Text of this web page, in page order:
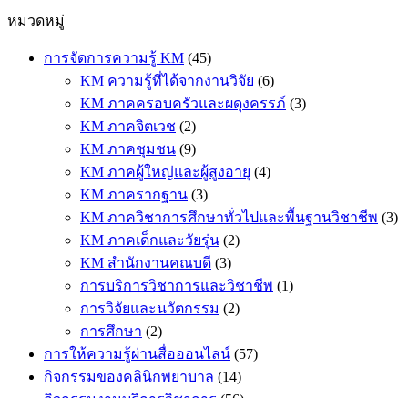
หมวดหมู่
การจัดการความรู้ KM (45)
KM ความรู้ที่ได้จากงานวิจัย (6)
KM ภาคครอบครัวและผดุงครรภ์ (3)
KM ภาคจิตเวช (2)
KM ภาคชุมชน (9)
KM ภาคผู้ใหญ่และผู้สูงอายุ (4)
KM ภาครากฐาน (3)
KM ภาควิชาการศึกษาทั่วไปและพื้นฐานวิชาชีพ (3)
KM ภาคเด็กและวัยรุ่น (2)
KM สำนักงานคณบดี (3)
การบริการวิชาการและวิชาชีพ (1)
การวิจัยและนวัตกรรม (2)
การศึกษา (2)
การให้ความรู้ผ่านสื่อออนไลน์ (57)
กิจกรรมของคลินิกพยาบาล (14)